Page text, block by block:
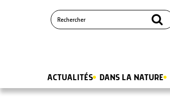
ACTUALITÉS DANS LA NATURE